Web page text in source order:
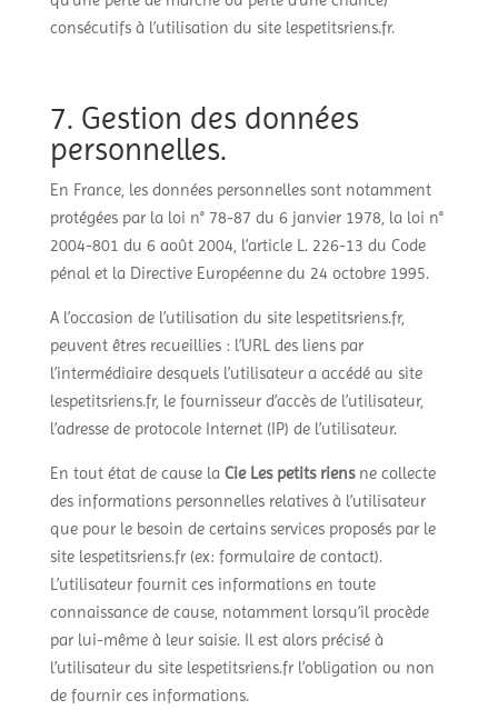
consécutifs à l’utilisation du site lespetitsriens.fr.
7. Gestion des données
personnelles.
En France, les données personnelles sont notamment
protégées par la loi n° 78-87 du 6 janvier 1978, la loi n°
2004-801 du 6 août 2004, l’article L. 226-13 du Code
pénal et la Directive Européenne du 24 octobre 1995.
A l’occasion de l’utilisation du site lespetitsriens.fr,
peuvent êtres recueillies : l’URL des liens par
l’intermédiaire desquels l’utilisateur a accédé au site
lespetitsriens.fr, le fournisseur d’accès de l’utilisateur,
l’adresse de protocole Internet (IP) de l’utilisateur.
En tout état de cause laCie Les petits riensne collecte
des informations personnelles relatives à l’utilisateur
que pour le besoin de certains services proposés par le
site lespetitsriens.fr (ex: formulaire de contact).
L’utilisateur fournit ces informations en toute
connaissance de cause, notamment lorsqu’il procède
par lui-même à leur saisie. Il est alors précisé à
l’utilisateur du site lespetitsriens.fr l’obligation ou non
de fournir ces informations.